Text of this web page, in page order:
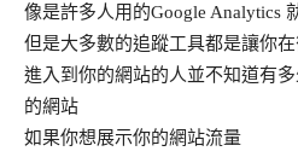
像是許多人用的Google Analytics
但是大多數的追蹤工具都是讓你
進入到你的網站的人並不知道有
的網站
如果你想展示你的網站流量